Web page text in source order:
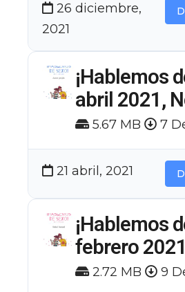
26 diciembre,
2021
¡Hablemos
abril 2021,
5.67 MB 7
21 abril, 2021
¡Hablemos
febrero
2.72 MB 9